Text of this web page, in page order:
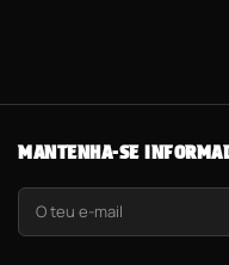
MANTENHA-SE